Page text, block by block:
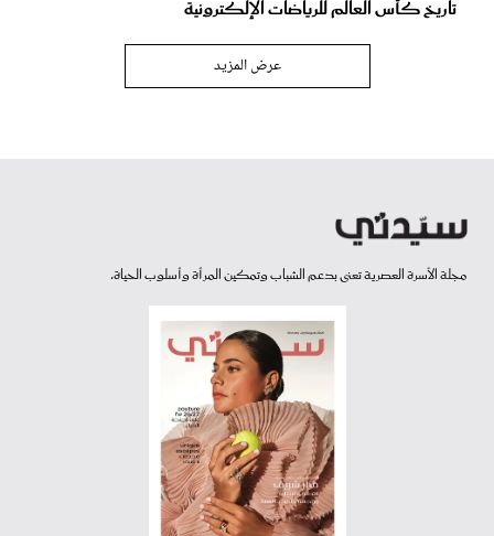
تاريخ كأس العالم للرياضات الإلكترونية
عرض المزيد
مجلة الأسرة العصرية تعنى بدعم الشباب وتمكين المرأة وأسلوب الحياة.